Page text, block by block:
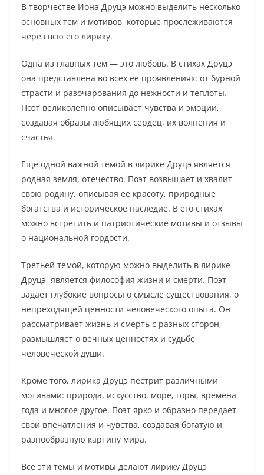
В творчестве Иона Друцэ можно выделить несколько
основных тем и мотивов, которые прослеживаются
через всю его лирику.
Одна из главных тем — это любовь. В стихах Друцэ
она представлена во всех ее проявлениях: от бурной
страсти и разочарования до нежности и теплоты.
Поэт великолепно описывает чувства и эмоции,
создавая образы любящих сердец, их волнения и
счастья.
Еще одной важной темой в лирике Друцэ является
родная земля, отечество. Поэт возвышает и хвалит
свою родину, описывая ее красоту, природные
богатства и историческое наследие. В его стихах
можно встретить и патриотические мотивы и отзывы
о национальной гордости.
Третьей темой, которую можно выделить в лирике
Друцэ, является философия жизни и смерти. Поэт
задает глубокие вопросы о смысле существования, о
непреходящей ценности человеческого опыта. Он
рассматривает жизнь и смерть с разных сторон,
размышляет о вечных ценностях и судьбе
человеческой души.
Кроме того, лирика Друцэ пестрит различными
мотивами: природа, искусство, море, горы, времена
года и многое другое. Поэт ярко и образно передает
свои впечатления и чувства, создавая богатую и
разнообразную картину мира.
Все эти темы и мотивы делают лирику Друцэ